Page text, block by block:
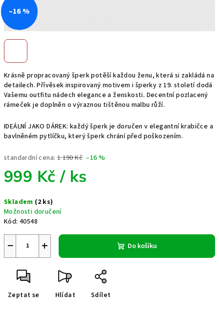
Krásně propracovaný šperk potěší každou ženu, která si zakládá na
detailech. Přívěsek inspirovaný motivem i šperky z 19. století dodá
Vašemu outfitu nádech elegance a ženskosti. Decentní pozlacený
rámeček je doplněn o výraznou tištěnou malbu růží.
IDEÁLNÍ JAKO DÁREK: každý šperk je doručen v elegantní krabičce a
bavlněném pytlíčku, který šperk chrání před poškozením.
standardní cena: 1 190 Kč –16 %
999 Kč / ks
cena:
Skladem (2 ks)
Možnosti doručení
Kód: 40548
+
− Do košíku
Zeptat se Hlídat Sdílet
–16 %